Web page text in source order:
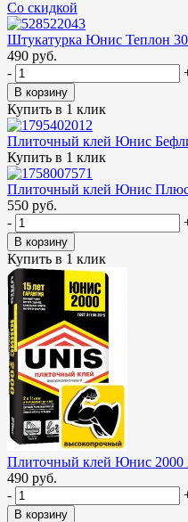
Cо скидкой
Штукатурка Юнис Теплон
490 руб.
-
В корзину
Купить в 1 клик
Плиточный клей Юнис
Купить в 1 клик
Плиточный клей Юнис
550 руб.
-
В корзину
Купить в 1 клик
Плиточный клей Юнис 2000
490 руб.
-
В корзину